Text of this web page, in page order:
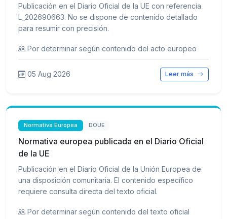
Publicación en el Diario Oficial de la UE con referencia
L_202690663. No se dispone de contenido detallado
para resumir con precisión.
Por determinar según contenido del acto europeo
05 Aug 2026 Leer más
Normativa Europea DOUE
Normativa europea publicada en el Diario Oficial
de la UE
Publicación en el Diario Oficial de la Unión Europea de
una disposición comunitaria. El contenido específico
requiere consulta directa del texto oficial.
Por determinar según contenido del texto oficial